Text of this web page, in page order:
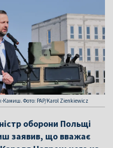
Камиш. Фото: PAP/Karol Zienkiewicz
оборони Польщі
заявив, що вважає